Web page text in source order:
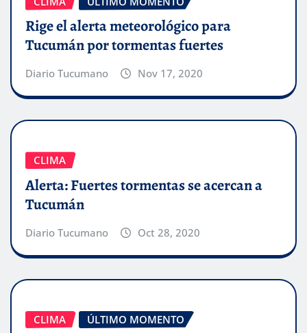
Rige el alerta meteorológico para
Tucumán por tormentas fuertes
Diario Tucumano Nov 17, 2020
CLIMA
Alerta: Fuertes tormentas se acercan a
Tucumán
Diario Tucumano Oct 28, 2020
CLIMA ÚLTIMO MOMENTO